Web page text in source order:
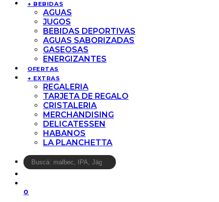
+ BEBIDAS
AGUAS
JUGOS
BEBIDAS DEPORTIVAS
AGUAS SABORIZADAS
GASEOSAS
ENERGIZANTES
OFERTAS
+ EXTRAS
REGALERIA
TARJETA DE REGALO
CRISTALERIA
MERCHANDISING
DELICATESSEN
HABANOS
LA PLANCHETTA
0